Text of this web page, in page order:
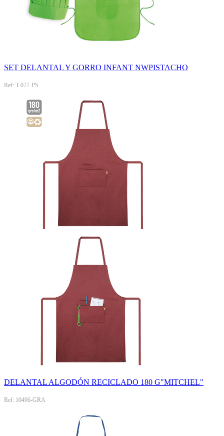
SET DELANTAL Y GORRO INFANT NWPISTACHO
Ref: T-077-PS
DELANTAL ALGODÓN RECICLADO 180 G"MITCHEL"
Ref: 10496-GRA